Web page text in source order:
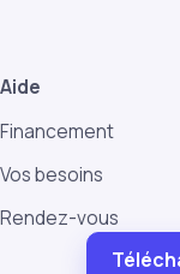
Aide
Financement
Vos besoins
Rendez-vous